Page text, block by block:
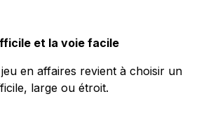
et la voie facile
en affaires revient à choisir un
large ou étroit.